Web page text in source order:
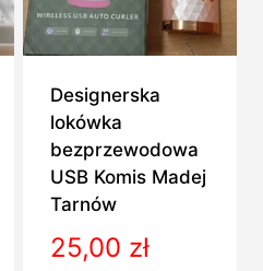
Designerska
lokówka
bezprzewodowa
USB Komis Madej
Tarnów
25,00 zł